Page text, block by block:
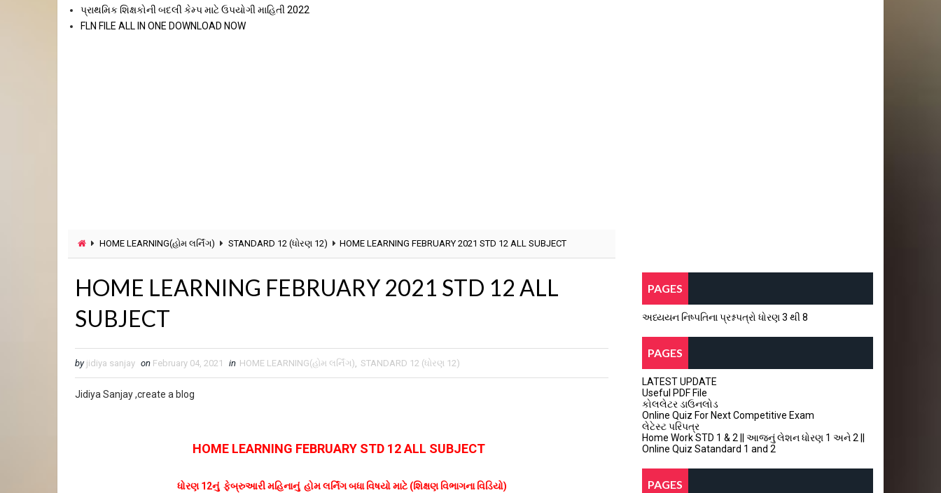
પ્રાથમિક શિક્ષકોની બદલી કેમ્પ માટે ઉપયોગી માહિતી 2022
FLN FILE ALL IN ONE DOWNLOAD NOW
HOME LEARNING(હોમ લર્નિંગ) STANDARD 12 (ધોરણ 12) HOME LEARNING FEBRUARY 2021 STD 12 ALL SUBJECT
HOME LEARNING FEBRUARY 2021 STD 12 ALL
SUBJECT
by jidiya sanjay on February 04, 2021 in HOME LEARNING(હોમ લર્નિંગ), STANDARD 12 (ધોરણ 12)
Jidiya Sanjay ,create a blog
HOME LEARNING FEBRUARY STD 12 ALL SUBJECT
ધોરણ 12નું ફેબ્રુઆરી મહિનાનું હોમ લર્નિંગ બધા વિષયો માટે (શિક્ષણ વિભાગના વિડિયો)
PAGES
અધ્યયન નિષ્પતિના પ્રશ્નપત્રો ધોરણ 3 થી 8
PAGES
LATEST UPDATE
Useful PDF File
કોલલેટર ડાઉનલોડ
Online Quiz For Next Competitive Exam
લેટેસ્ટ પરિપત્ર
Home Work STD 1 & 2 || આજનું લેશન ધોરણ 1 અને 2 ||
Online Quiz Satandard 1 and 2
PAGES